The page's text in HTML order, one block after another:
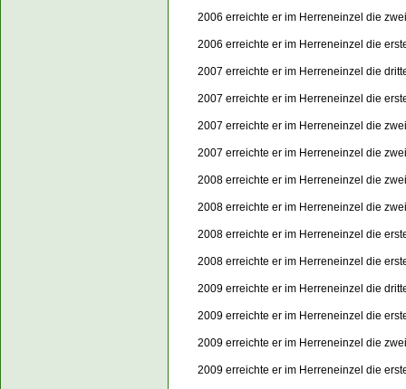
2006 erreichte er im Herreneinzel die
2006 erreichte er im Herreneinzel die
2007 erreichte er im Herreneinzel die
2007 erreichte er im Herreneinzel die
2007 erreichte er im Herreneinzel die
2007 erreichte er im Herreneinzel die
2008 erreichte er im Herreneinzel die
2008 erreichte er im Herreneinzel die
2008 erreichte er im Herreneinzel die
2008 erreichte er im Herreneinzel die
2009 erreichte er im Herreneinzel die
2009 erreichte er im Herreneinzel die
2009 erreichte er im Herreneinzel die
2009 erreichte er im Herreneinzel die